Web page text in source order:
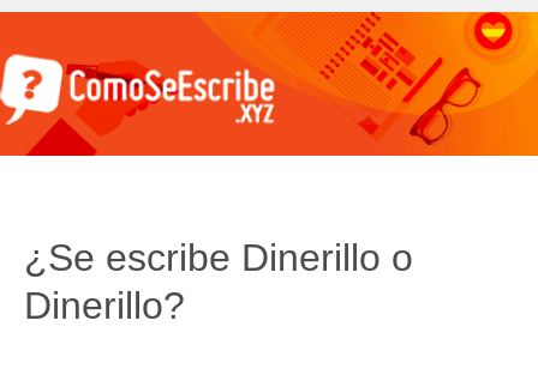
¿Se escribe Dinerillo o
Dinerillo?